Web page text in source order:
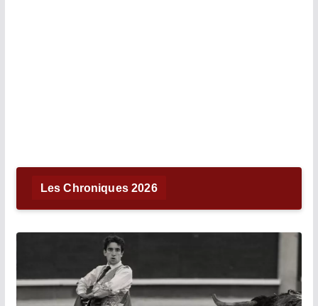
Les Chroniques 2026